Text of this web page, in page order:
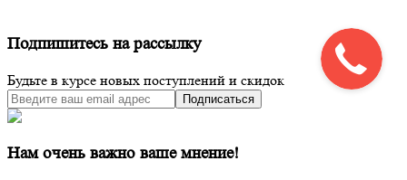
Подпишитесь на рассылку
Будьте в курсе новых поступлений и скидок
Подписаться
Нам очень важно ваше мнение!